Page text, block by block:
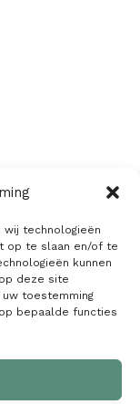
wij technologieën
op te slaan en/of te
kunnen
deze site
toestemming
bepaalde functies